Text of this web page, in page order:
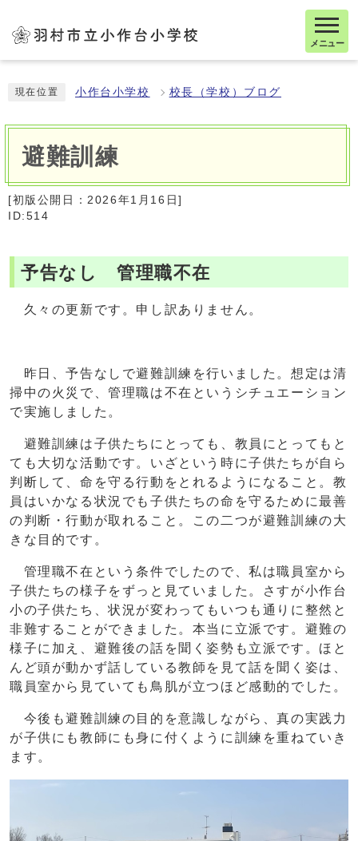
メニュー
現在位置 小作台小学校 校長（学校）ブログ
避難訓練
[初版公開日：2026年1月16日]
ID:514
予告なし 管理職不在
久々の更新です。申し訳ありません。
昨日、予告なしで避難訓練を行いました。想定は清
掃中の火災で、管理職は不在というシチュエーション
で実施しました。
避難訓練は子供たちにとっても、教員にとってもと
ても大切な活動です。いざという時に子供たちが自ら
判断して、命を守る行動をとれるようになること。教
員はいかなる状況でも子供たちの命を守るために最善
の判断・行動が取れること。この二つが避難訓練の大
きな目的です。
管理職不在という条件でしたので、私は職員室から
子供たちの様子をずっと見ていました。さすが小作台
小の子供たち、状況が変わってもいつも通りに整然と
非難することができました。本当に立派です。避難の
様子に加え、避難後の話を聞く姿勢も立派です。ほと
んど頭が動かず話している教師を見て話を聞く姿は、
職員室から見ていても鳥肌が立つほど感動的でした。
今後も避難訓練の目的を意識しながら、真の実践力
が子供にも教師にも身に付くように訓練を重ねていき
ます。